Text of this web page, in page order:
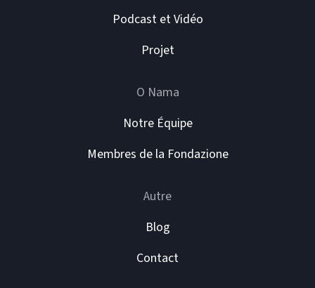
Podcast et Vidéo
Projet
O Nama
Notre Équipe
Membres de la Fondazione
Autre
Blog
Contact